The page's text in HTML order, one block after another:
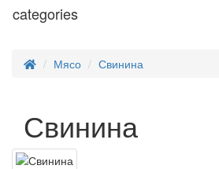
categories
Мясо Свинина
Свинина